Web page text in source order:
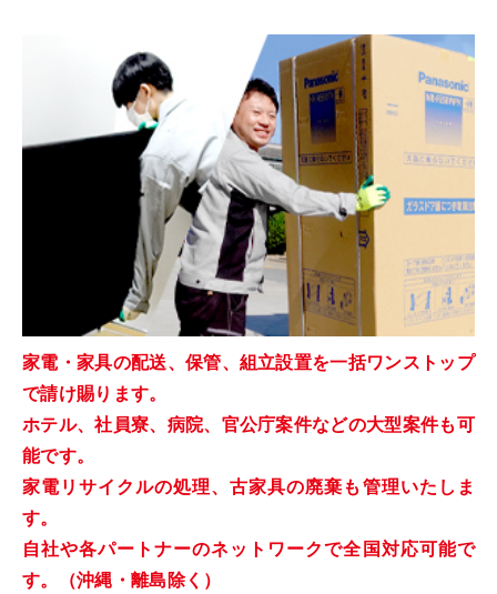
家電・家具の配送、保管、組立設置を一括ワンストップ
で請け賜ります。
ホテル、社員寮、病院、官公庁案件などの大型案件も可
能です。
家電リサイクルの処理、古家具の廃棄も管理いたしま
す。
自社や各パートナーのネットワークで全国対応可能で
す。（沖縄・離島除く）